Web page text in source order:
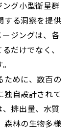
グ小型衛星群
する洞察を提供
ジングは、各
だけでなく、
ために、数百の
独自設計されて
排出量、水質
森林の生物多様